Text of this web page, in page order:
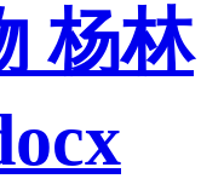
杨林